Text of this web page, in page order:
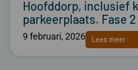
Hoofddorp, inclusief
parkeerplaats. Fase
9 februari, 2026 Lees meer